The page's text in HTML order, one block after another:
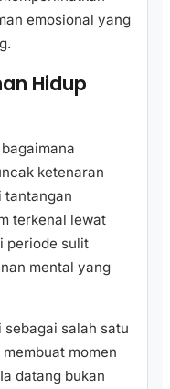
emosional yang
Hidup
ketenaran
tantangan
terkenal lewat
periode sulit
mental yang
salah satu
momen
datang bukan